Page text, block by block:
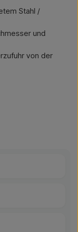
Stahl /
und
von der